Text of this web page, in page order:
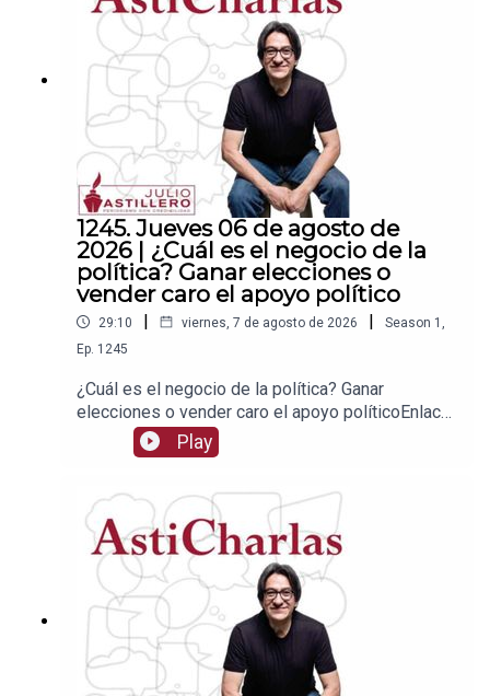
2Tienda:https://julioastillerotienda.com/
1245. Jueves 06 de agosto de
2026 | ¿Cuál es el negocio de la
política? Ganar elecciones o
vender caro el apoyo político
29:10 | viernes, 7 de agosto de 2026 | Season 1
Ep. 1245
¿Cuál es el negocio de la política? Ganar
elecciones o vender caro el apoyo políticoEnlace
para apoyar vía
Patreon:https://www.patreon.com/julioastilleroEnl
PayPal:https://www.paypal.me/julioastilleroCuent
a para hacer transferencias a cuenta BBVA a
nombre de Julio Hernández López:
1539408017CLABE: 012 320 01539408017
2Tienda:https://julioastillerotienda.com/
Play